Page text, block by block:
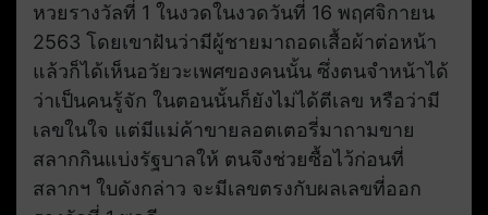
หวยรางวัลที่ 1 ในงวดในงวดวันที่ 16 พฤศจิกายน
2563 โดยเขาฝันว่ามีผู้ชายมาถอดเสื้อผ้าต่อหน้า
แล้วก็ได้เห็นอวัยวะเพศของคนนั้น ซึ่งตนจำหน้าได้
ว่าเป็นคนรู้จัก ในตอนนั้นก็ยังไม่ได้ตีเลข หรือว่ามี
เลขในใจ แต่มีแม่ค้าขายลอตเตอรี่มาถามขาย
สลากกินแบ่งรัฐบาลให้ ตนจึงช่วยซื้อไว้ก่อนที่
สลากฯ ใบดังกล่าว จะมีเลขตรงกับผลเลขที่ออก